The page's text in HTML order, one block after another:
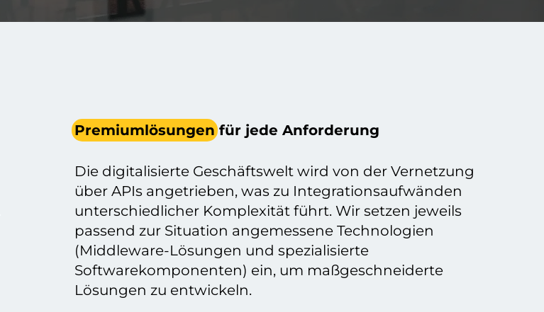
Premiumlösungenfür jede Anforderung
Die digitalisierte Geschäftswelt wird von der Vernetzung
über APIs angetrieben, was zu Integrationsaufwänden
unterschiedlicher Komplexität führt. Wir setzen jeweils
passend zur Situation angemessene Technologien
(Middleware-Lösungen und spezialisierte
Softwarekomponenten) ein, um maßgeschneiderte
Lösungen zu entwickeln.